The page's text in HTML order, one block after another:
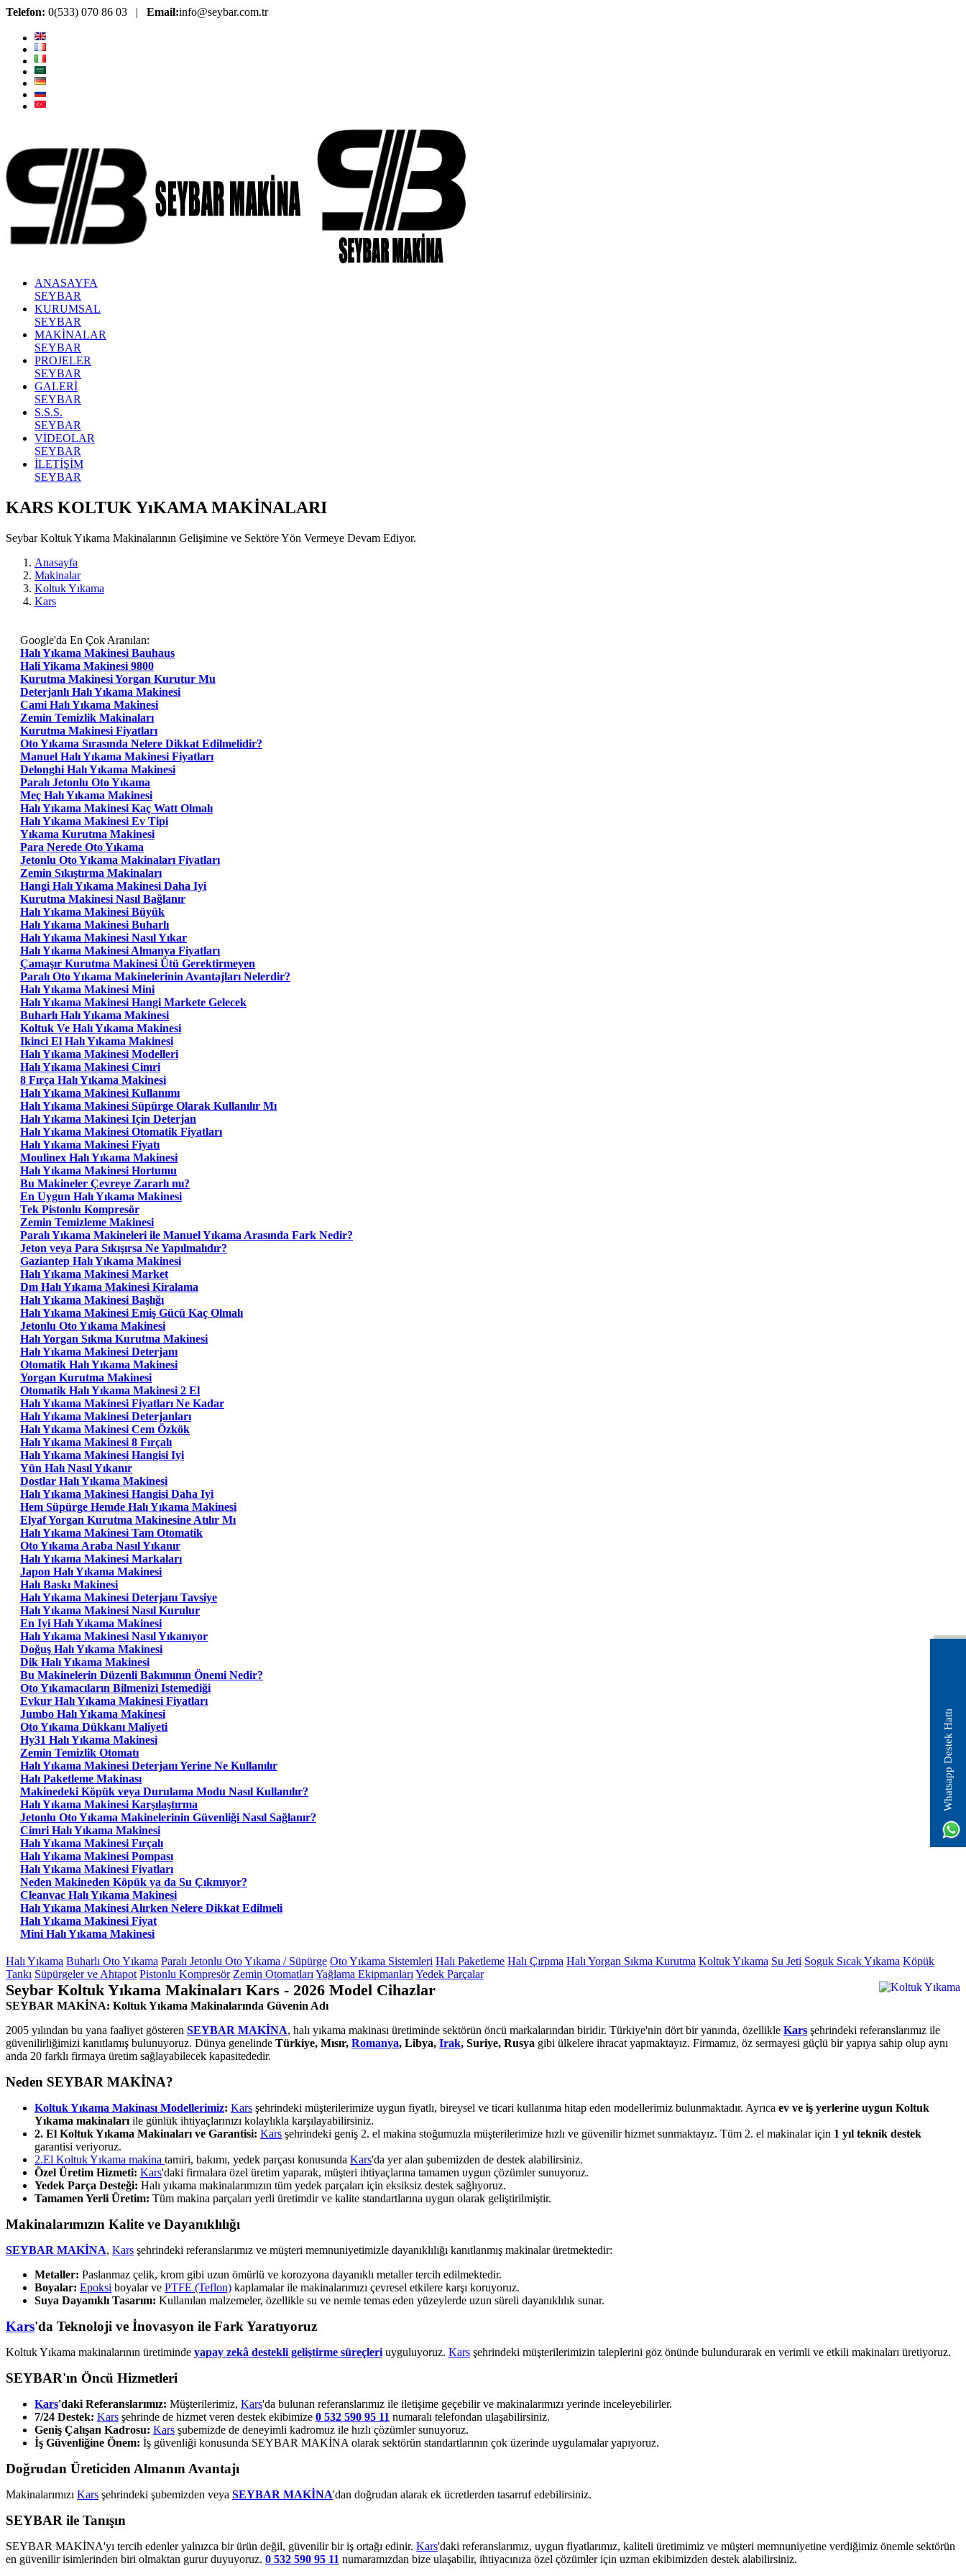
Telefon: 0(533) 070 86 03 | Email:info@seybar.com.tr
ANASAYFA
SEYBAR
KURUMSAL
SEYBAR
MAKİNALAR
SEYBAR
PROJELER
SEYBAR
GALERİ
SEYBAR
S.S.S.
SEYBAR
VİDEOLAR
SEYBAR
İLETİŞİM
SEYBAR
KARS KOLTUK YıKAMA MAKİNALARI
Seybar Koltuk Yıkama Makinalarının Gelişimine ve Sektöre Yön Vermeye Devam Ediyor.
Anasayfa
Makinalar
Koltuk Yıkama
Kars
Google'da En Çok Aranılan:
Halı Yıkama Makinesi Bauhaus
Hali Yikama Makinesi 9800
Kurutma Makinesi Yorgan Kurutur Mu
Deterjanlı Halı Yıkama Makinesi
Cami Halı Yıkama Makinesi
Zemin Temizlik Makinaları
Kurutma Makinesi Fiyatları
Oto Yıkama Sırasında Nelere Dikkat Edilmelidir?
Manuel Halı Yıkama Makinesi Fiyatları
Delonghi Halı Yıkama Makinesi
Paralı Jetonlu Oto Yıkama
Meç Halı Yıkama Makinesi
Halı Yıkama Makinesi Kaç Watt Olmalı
Halı Yıkama Makinesi Ev Tipi
Yıkama Kurutma Makinesi
Para Nerede Oto Yıkama
Jetonlu Oto Yıkama Makinaları Fiyatları
Zemin Sıkıştırma Makinaları
Hangi Halı Yıkama Makinesi Daha Iyi
Kurutma Makinesi Nasıl Bağlanır
Halı Yıkama Makinesi Büyük
Halı Yıkama Makinesi Buharlı
Halı Yıkama Makinesi Nasıl Yıkar
Halı Yıkama Makinesi Almanya Fiyatları
Çamaşır Kurutma Makinesi Ütü Gerektirmeyen
Paralı Oto Yıkama Makinelerinin Avantajları Nelerdir?
Halı Yıkama Makinesi Mini
Halı Yıkama Makinesi Hangi Markete Gelecek
Buharlı Halı Yıkama Makinesi
Koltuk Ve Halı Yıkama Makinesi
Ikinci El Halı Yıkama Makinesi
Halı Yıkama Makinesi Modelleri
Halı Yıkama Makinesi Cimri
8 Fırça Halı Yıkama Makinesi
Halı Yıkama Makinesi Kullanımı
Halı Yıkama Makinesi Süpürge Olarak Kullanılır Mı
Halı Yıkama Makinesi Için Deterjan
Halı Yıkama Makinesi Otomatik Fiyatları
Halı Yıkama Makinesi Fiyatı
Moulinex Halı Yıkama Makinesi
Halı Yıkama Makinesi Hortumu
Bu Makineler Çevreye Zararlı mı?
En Uygun Halı Yıkama Makinesi
Tek Pistonlu Kompresör
Zemin Temizleme Makinesi
Paralı Yıkama Makineleri ile Manuel Yıkama Arasında Fark Nedir?
Jeton veya Para Sıkışırsa Ne Yapılmalıdır?
Gaziantep Halı Yıkama Makinesi
Halı Yıkama Makinesi Market
Dm Halı Yıkama Makinesi Kiralama
Halı Yıkama Makinesi Başlığı
Halı Yıkama Makinesi Emiş Gücü Kaç Olmalı
Jetonlu Oto Yıkama Makinesi
Halı Yorgan Sıkma Kurutma Makinesi
Halı Yıkama Makinesi Deterjanı
Otomatik Halı Yıkama Makinesi
Yorgan Kurutma Makinesi
Otomatik Halı Yıkama Makinesi 2 El
Halı Yıkama Makinesi Fiyatları Ne Kadar
Halı Yıkama Makinesi Deterjanları
Halı Yıkama Makinesi Cem Özkök
Halı Yıkama Makinesi 8 Fırçalı
Halı Yıkama Makinesi Hangisi Iyi
Yün Halı Nasıl Yıkanır
Dostlar Halı Yıkama Makinesi
Halı Yıkama Makinesi Hangisi Daha Iyi
Hem Süpürge Hemde Halı Yıkama Makinesi
Elyaf Yorgan Kurutma Makinesine Atılır Mı
Halı Yıkama Makinesi Tam Otomatik
Oto Yıkama Araba Nasıl Yıkanır
Halı Yıkama Makinesi Markaları
Japon Halı Yıkama Makinesi
Halı Baskı Makinesi
Halı Yıkama Makinesi Deterjanı Tavsiye
Halı Yıkama Makinesi Nasıl Kurulur
En Iyi Halı Yıkama Makinesi
Halı Yıkama Makinesi Nasıl Yıkanıyor
Doğuş Halı Yıkama Makinesi
Dik Halı Yıkama Makinesi
Bu Makinelerin Düzenli Bakımının Önemi Nedir?
Oto Yıkamacıların Bilmenizi Istemediği
Evkur Halı Yıkama Makinesi Fiyatları
Jumbo Halı Yıkama Makinesi
Oto Yıkama Dükkanı Maliyeti
Hy31 Halı Yıkama Makinesi
Zemin Temizlik Otomatı
Halı Yıkama Makinesi Deterjanı Yerine Ne Kullanılır
Halı Paketleme Makinası
Makinedeki Köpük veya Durulama Modu Nasıl Kullanılır?
Halı Yıkama Makinesi Karşılaştırma
Jetonlu Oto Yıkama Makinelerinin Güvenliği Nasıl Sağlanır?
Cimri Halı Yıkama Makinesi
Halı Yıkama Makinesi Fırçalı
Halı Yıkama Makinesi Pompası
Halı Yıkama Makinesi Fiyatları
Neden Makineden Köpük ya da Su Çıkmıyor?
Cleanvac Halı Yıkama Makinesi
Halı Yıkama Makinesi Alırken Nelere Dikkat Edilmeli
Halı Yıkama Makinesi Fiyat
Mini Halı Yıkama Makinesi
Halı Yıkama Buharlı Oto Yıkama Paralı Jetonlu Oto Yıkama / Süpürge Oto Yıkama Sistemleri Halı Paketleme Halı Çırpma Halı Yorgan Sıkma Kurutma Koltuk Yıkama Su Jeti Soguk Sıcak Yıkama Köpük
Tankı Süpürgeler ve Ahtapot Pistonlu Kompresör Zemin Otomatları Yağlama Ekipmanları Yedek Parçalar
Seybar Koltuk Yıkama Makinaları Kars - 2026 Model Cihazlar
SEYBAR MAKİNA: Koltuk Yıkama Makinalarında Güvenin Adı
2005 yılından bu yana faaliyet gösteren SEYBAR MAKİNA, halı yıkama makinası üretiminde sektörün öncü markalarından biridir. Türkiye'nin dört bir yanında, özellikle Kars şehrindeki referanslarımız ile
güvenilirliğimizi kanıtlamış bulunuyoruz. Dünya genelinde Türkiye, Mısır, Romanya, Libya, Irak, Suriye, Rusya gibi ülkelere ihracat yapmaktayız. Firmamız, öz sermayesi güçlü bir yapıya sahip olup aynı
anda 20 farklı firmaya üretim sağlayabilecek kapasitededir.
Neden SEYBAR MAKİNA?
Koltuk Yıkama Makinası Modellerimiz: Kars şehrindeki müşterilerimize uygun fiyatlı, bireysel ve ticari kullanıma hitap eden modellerimiz bulunmaktadır. Ayrıca ev ve iş yerlerine uygun Koltuk
Yıkama makinaları ile günlük ihtiyaçlarınızı kolaylıkla karşılayabilirsiniz.
2. El Koltuk Yıkama Makinaları ve Garantisi: Kars şehrindeki geniş 2. el makina stoğumuzla müşterilerimize hızlı ve güvenilir hizmet sunmaktayız. Tüm 2. el makinalar için 1 yıl teknik destek
garantisi veriyoruz.
2.El Koltuk Yıkama makina tamiri, bakımı, yedek parçası konusunda Kars'da yer alan şubemizden de destek alabilirsiniz.
Özel Üretim Hizmeti: Kars'daki firmalara özel üretim yaparak, müşteri ihtiyaçlarına tamamen uygun çözümler sunuyoruz.
Yedek Parça Desteği: Halı yıkama makinalarımızın tüm yedek parçaları için eksiksiz destek sağlıyoruz.
Tamamen Yerli Üretim: Tüm makina parçaları yerli üretimdir ve kalite standartlarına uygun olarak geliştirilmiştir.
Makinalarımızın Kalite ve Dayanıklılığı
SEYBAR MAKİNA, Kars şehrindeki referanslarımız ve müşteri memnuniyetimizle dayanıklılığı kanıtlanmış makinalar üretmektedir:
Metaller: Paslanmaz çelik, krom gibi uzun ömürlü ve korozyona dayanıklı metaller tercih edilmektedir.
Boyalar: Epoksi boyalar ve PTFE (Teflon) kaplamalar ile makinalarımızı çevresel etkilere karşı koruyoruz.
Suya Dayanıklı Tasarım: Kullanılan malzemeler, özellikle su ve nemle temas eden yüzeylerde uzun süreli dayanıklılık sunar.
Kars'da Teknoloji ve İnovasyon ile Fark Yaratıyoruz
Koltuk Yıkama makinalarının üretiminde yapay zekâ destekli geliştirme süreçleri uyguluyoruz. Kars şehrindeki müşterilerimizin taleplerini göz önünde bulundurarak en verimli ve etkili makinaları üretiyoruz.
SEYBAR'ın Öncü Hizmetleri
Kars'daki Referanslarımız: Müşterilerimiz, Kars'da bulunan referanslarımız ile iletişime geçebilir ve makinalarımızı yerinde inceleyebilirler.
7/24 Destek: Kars şehrinde de hizmet veren destek ekibimize 0 532 590 95 11 numaralı telefondan ulaşabilirsiniz.
Geniş Çalışan Kadrosu: Kars şubemizde de deneyimli kadromuz ile hızlı çözümler sunuyoruz.
İş Güvenliğine Önem: İş güvenliği konusunda SEYBAR MAKİNA olarak sektörün standartlarının çok üzerinde uygulamalar yapıyoruz.
Doğrudan Üreticiden Almanın Avantajı
Makinalarımızı Kars şehrindeki şubemizden veya SEYBAR MAKİNA'dan doğrudan alarak ek ücretlerden tasarruf edebilirsiniz.
SEYBAR ile Tanışın
SEYBAR MAKİNA'yı tercih edenler yalnızca bir ürün değil, güvenilir bir iş ortağı edinir. Kars'daki referanslarımız, uygun fiyatlarımız, kaliteli üretimimiz ve müşteri memnuniyetine verdiğimiz önemle sektörün
en güvenilir isimlerinden biri olmaktan gurur duyuyoruz. 0 532 590 95 11 numaramızdan bize ulaşabilir, ihtiyacınıza özel çözümler için uzman ekibimizden destek alabilirsiniz.
Whatsapp Destek Hattı